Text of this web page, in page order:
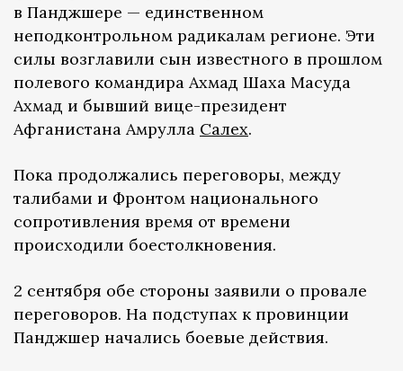
в Панджшере — единственном
неподконтрольном радикалам регионе. Эти
силы возглавили сын известного в прошлом
полевого командира Ахмад Шаха Масуда
Ахмад и бывший вице-президент
Афганистана Амрулла Салех.
Пока продолжались переговоры, между
талибами и Фронтом национального
сопротивления время от времени
происходили боестолкновения.
2 сентября обе стороны заявили о провале
переговоров. На подступах к провинции
Панджшер начались боевые действия.